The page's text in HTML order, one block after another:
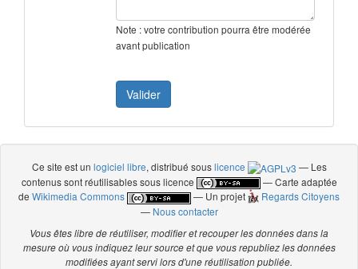
Note : votre contribution pourra être modérée
avant publication
Ce site est un logiciel libre, distribué souslicence
— Les
contenus sont réutilisables sous licence
— Carte adaptée
deWikimedia Commons — Un projet
Regards Citoyens
— Nous contacter
Vous êtes libre de réutiliser, modifier et recouper les données dans la
mesure où vous indiquez leur source et que vous republiez les données
modifiées ayant servi lors d'une réutilisation publiée.